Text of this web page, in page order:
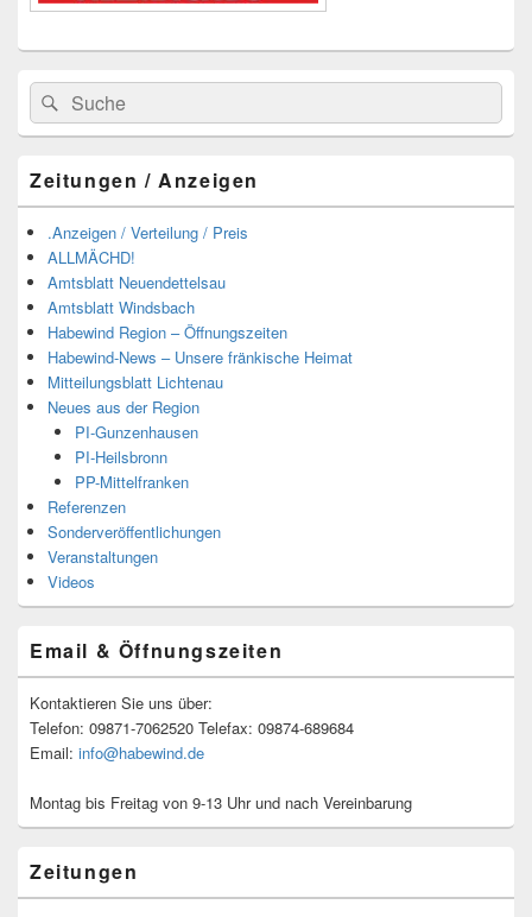
Suchen
nach:
Suchen
Zeitungen / Anzeigen
.Anzeigen / Verteilung / Preis
ALLMÄCHD!
Amtsblatt Neuendettelsau
Amtsblatt Windsbach
Habewind Region – Öffnungszeiten
Habewind-News – Unsere fränkische Heimat
Mitteilungsblatt Lichtenau
Neues aus der Region
PI-Gunzenhausen
PI-Heilsbronn
PP-Mittelfranken
Referenzen
Sonderveröffentlichungen
Veranstaltungen
Videos
Email & Öffnungszeiten
Kontaktieren Sie uns über:
Telefon: 09871-7062520 Telefax: 09874-689684
Email: info@habewind.de
Montag bis Freitag von 9-13 Uhr und nach Vereinbarung
Zeitungen